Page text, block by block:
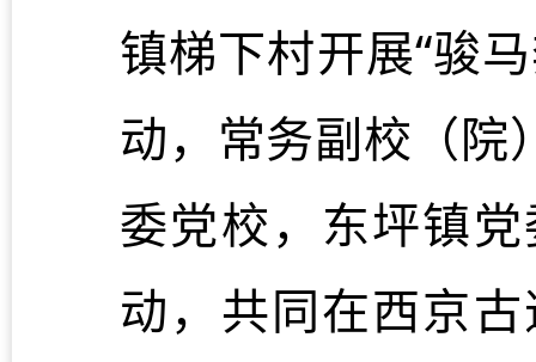
镇梯下村开展“骏
动，常务副校（院
委党校，东坪镇
动，共同在西京